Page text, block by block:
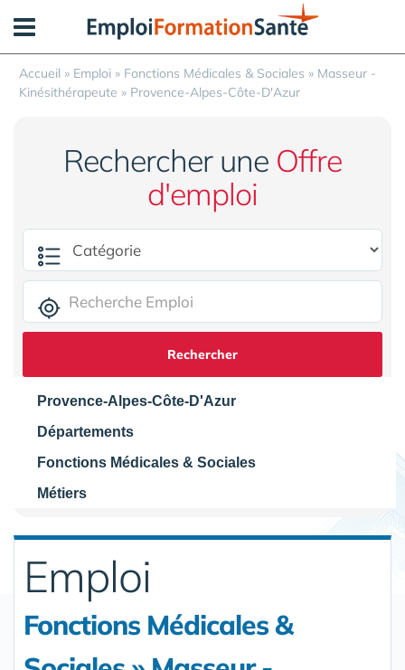
Accueil » Emploi » Fonctions Médicales & Sociales » Masseur -
Kinésithérapeute » Provence-Alpes-Côte-D'Azur
Rechercher une Offre
d'emploi
Rechercher
Provence-Alpes-Côte-D'Azur
Départements
Fonctions Médicales & Sociales
Métiers
Emploi
Fonctions Médicales &